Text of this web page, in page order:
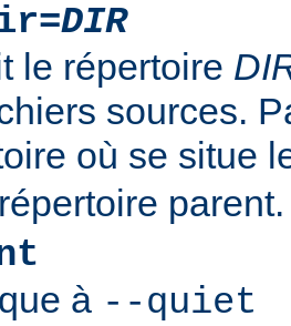
DIR
le répertoire
sources.
où se situe
parent.
à --quiet